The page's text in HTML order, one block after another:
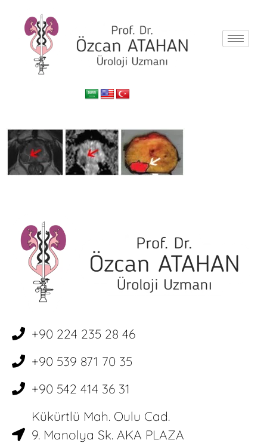
+90 224 235 28 46
+90 539 871 70 35
+90 542 414 36 31
Kükürtlü Mah. Oulu Cad.
9. Manolya Sk. AKA PLAZA